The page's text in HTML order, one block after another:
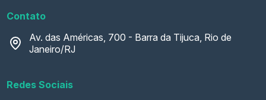
Contato
Av. das Américas, 700 - Barra da Tijuca, Rio de
Janeiro/RJ
Redes Sociais